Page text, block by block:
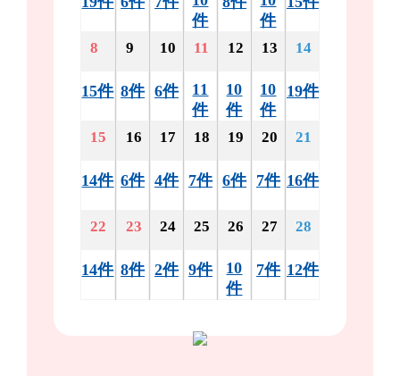
件
件
8
15件
9
8件
10
6件
11
11
件
12
10
件
13
10
件
14
19件
15
14件
16
6件
17
4件
18
7件
19
6件
20
7件
21
16件
22
14件
23
8件
24
2件
25
9件
26
10
件
27
7件
28
12件